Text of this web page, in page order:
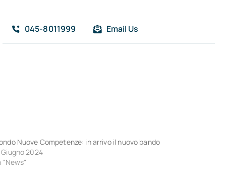
045-8011999 Email Us
Nuove Competenze: in arrivo il nuovo bando
2024
"News"